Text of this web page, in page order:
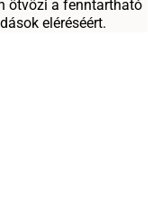
ötvözi a fenntartható
eléréséért.